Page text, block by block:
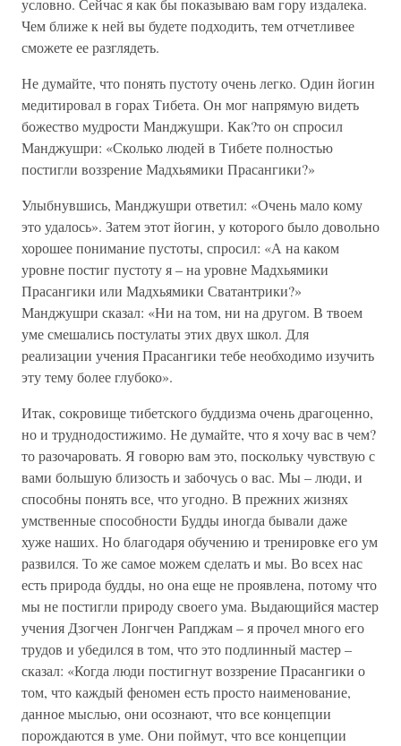
условно. Сейчас я как бы показываю вам гору издалека.
Чем ближе к ней вы будете подходить, тем отчетливее
сможете ее разглядеть.
Не думайте, что понять пустоту очень легко. Один йогин
медитировал в горах Тибета. Он мог напрямую видеть
божество мудрости Манджушри. Как?то он спросил
Манджушри: «Сколько людей в Тибете полностью
постигли воззрение Мадхьямики Прасангики?»
Улыбнувшись, Манджушри ответил: «Очень мало кому
это удалось». Затем этот йогин, у которого было довольно
хорошее понимание пустоты, спросил: «А на каком
уровне постиг пустоту я – на уровне Мадхьямики
Прасангики или Мадхьямики Сватантрики?»
Манджушри сказал: «Ни на том, ни на другом. В твоем
уме смешались постулаты этих двух школ. Для
реализации учения Прасангики тебе необходимо изучить
эту тему более глубоко».
Итак, сокровище тибетского буддизма очень драгоценно,
но и труднодостижимо. Не думайте, что я хочу вас в чем?
то разочаровать. Я говорю вам это, поскольку чувствую с
вами большую близость и забочусь о вас. Мы – люди, и
способны понять все, что угодно. В прежних жизнях
умственные способности Будды иногда бывали даже
хуже наших. Но благодаря обучению и тренировке его ум
развился. То же самое можем сделать и мы. Во всех нас
есть природа будды, но она еще не проявлена, потому что
мы не постигли природу своего ума. Выдающийся мастер
учения Дзогчен Лонгчен Рапджам – я прочел много его
трудов и убедился в том, что это подлинный мастер –
сказал: «Когда люди постигнут воззрение Прасангики о
том, что каждый феномен есть просто наименование,
данное мыслью, они осознают, что все концепции
порождаются в уме. Они поймут, что все концепции